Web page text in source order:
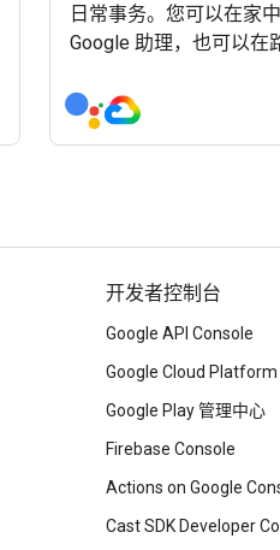
日常事务。您可以在家
Google 助理，也可以在
可以为聊天机器人和智
您将学习如何训练自己
开发者控制台
Google API Console
Google Cloud Platform
Google Play 管理中心
Firebase Console
Actions on Google
Cast SDK Developer